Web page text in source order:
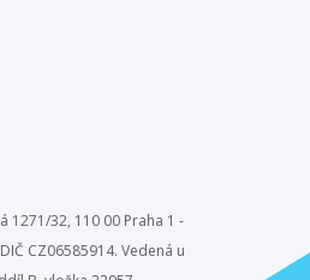
1271/32, 110 00 Praha 1 -
CZ06585914. Vedená u